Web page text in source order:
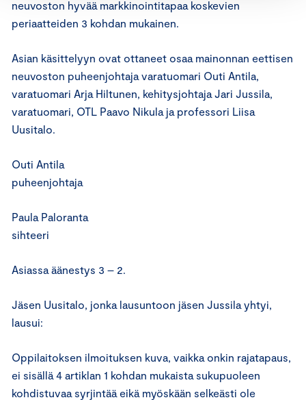
neuvoston hyvää markkinointitapaa koskevien
periaatteiden 3 kohdan mukainen.
Asian käsittelyyn ovat ottaneet osaa mainonnan eettisen
neuvoston puheenjohtaja varatuomari Outi Antila,
varatuomari Arja Hiltunen, kehitysjohtaja Jari Jussila,
varatuomari, OTL Paavo Nikula ja professori Liisa
Uusitalo.
Outi Antila
puheenjohtaja
Paula Paloranta
sihteeri
Asiassa äänestys 3 – 2.
Jäsen Uusitalo, jonka lausuntoon jäsen Jussila yhtyi,
lausui:
Oppilaitoksen ilmoituksen kuva, vaikka onkin rajatapaus,
ei sisällä 4 artiklan 1 kohdan mukaista sukupuoleen
kohdistuvaa syrjintää eikä myöskään selkeästi ole